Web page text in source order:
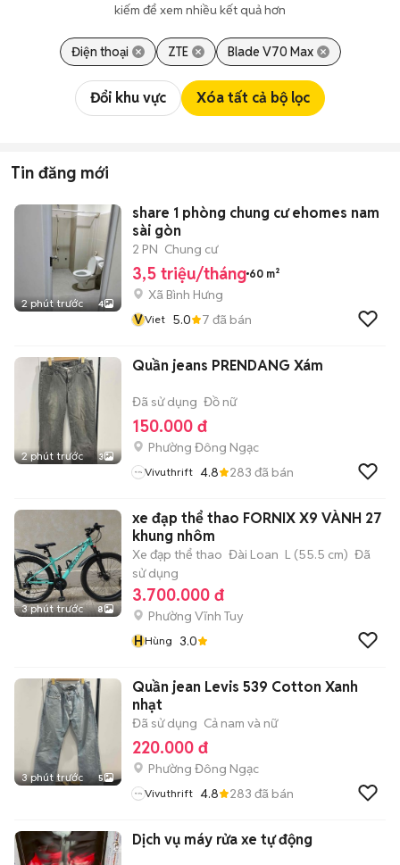
kiếm để xem nhiều kết quả hơn
Điện thoại ZTE Blade V70 Max
Đổi khu vực Xóa tất cả bộ lọc
Tin đăng mới
2 phút trước 4
share 1 phòng chung cư ehomes nam
sài gòn
2 PN Chung cư
3,5 triệu/tháng 60 m²
Xã Bình Hưng
VViet 5.0 7 đã bán
2 phút trước 3
Quần jeans PRENDANG Xám
Đã sử dụng Đồ nữ
150.000 đ
Phường Đông Ngạc
Vivuthrift 4.8 283 đã bán
3 phút trước 8
xe đạp thể thao FORNIX X9 VÀNH 27
khung nhôm
Xe đạp thể thao Đài Loan L (55.5 cm) Đã
sử dụng
3.700.000 đ
Phường Vĩnh Tuy
HHùng 3.0
3 phút trước 5
Quần jean Levis 539 Cotton Xanh
nhạt
Đã sử dụng Cả nam và nữ
220.000 đ
Phường Đông Ngạc
Vivuthrift 4.8 283 đã bán
Dịch vụ máy rửa xe tự động